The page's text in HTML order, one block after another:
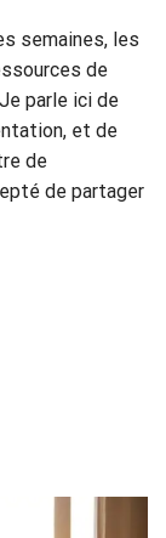
semaines, les
de
parle ici de
et de
de
de partager